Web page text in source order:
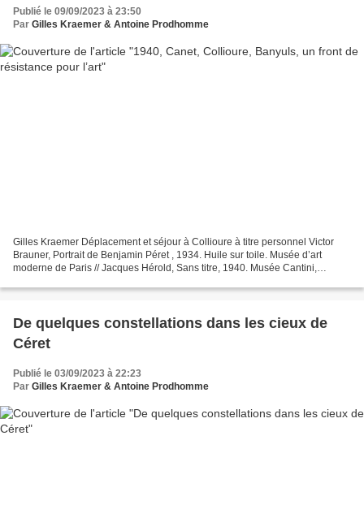
Publié le 09/09/2023 à 23:50
Par Gilles Kraemer & Antoine Prodhomme
Gilles Kraemer Déplacement et séjour à Collioure à titre personnel Victor
Brauner, Portrait de Benjamin Péret , 1934. Huile sur toile. Musée d’art
moderne de Paris // Jacques Hérold, Sans titre, 1940. Musée Cantini,
De quelques constellations dans les cieux de
Céret
Publié le 03/09/2023 à 22:23
Par Gilles Kraemer & Antoine Prodhomme